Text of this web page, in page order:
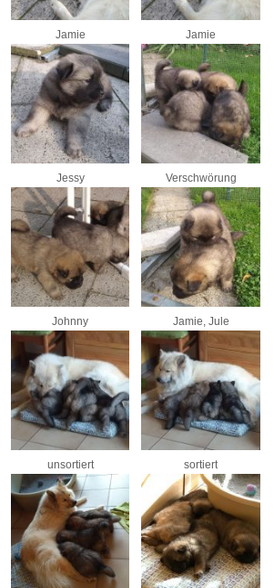
Jamie Jamie
Jessy Verschwörung
Johnny Jamie, Jule
unsortiert sortiert